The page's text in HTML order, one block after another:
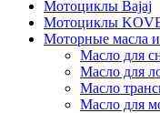
Мотоциклы Bajaj
Мотоциклы
Моторные масла
Масло для
Масло для
Масло
Масло для